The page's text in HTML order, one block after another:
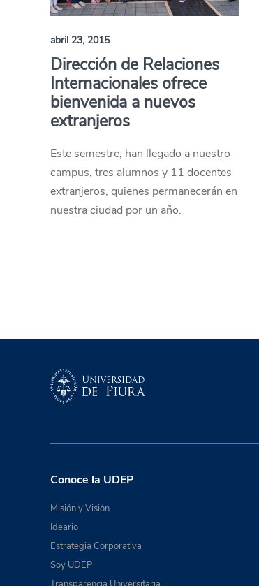
abril 23, 2015
Dirección de Relaciones
Internacionales ofrece
bienvenida a nuevos
extranjeros
Este semestre, han llegado a nuestro
campus, tres alumnos y 11 docentes
extranjeros, quienes permanecerán en
nuestra ciudad por un año.
Conoce la UDEP
Misión y Visión
Ideario
Estrategia Corporativa
Soy UDEP